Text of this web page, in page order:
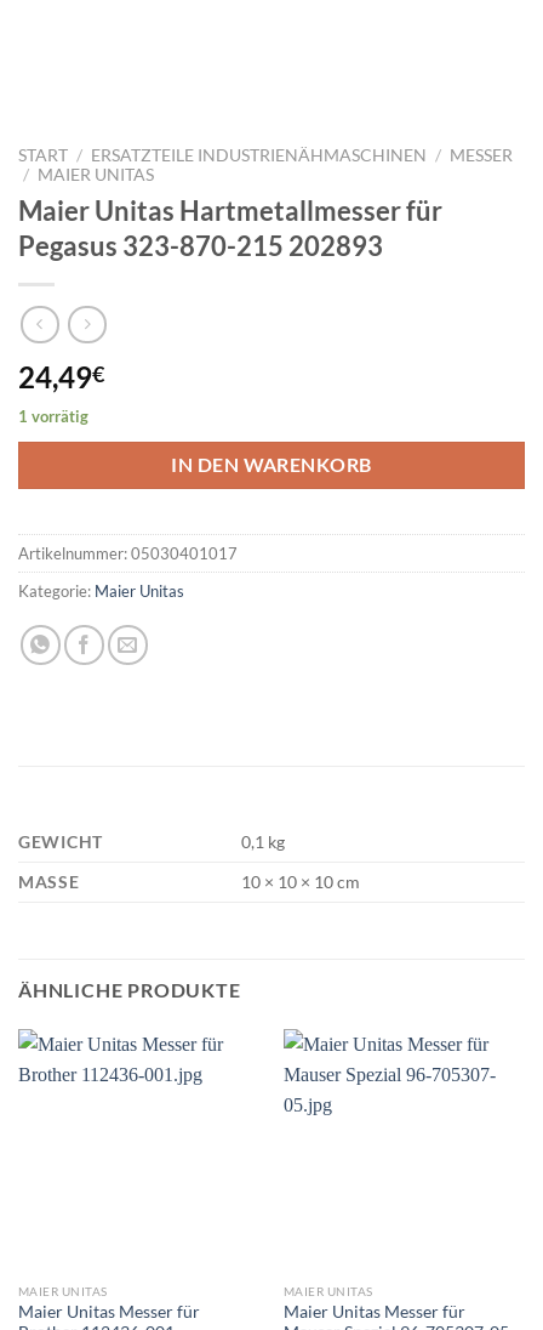
START / ERSATZTEILE INDUSTRIENÄHMASCHINEN / MESSER
/ MAIER UNITAS
Maier Unitas Hartmetallmesser für
Pegasus 323-870-215 202893
24,49€
1 vorrätig
IN DEN WARENKORB
Artikelnummer:05030401017
Kategorie: Maier Unitas
GEWICHT
0,1 kg
MASSE
10 × 10 × 10 cm
ÄHNLICHE PRODUKTE
MAIER UNITAS
Maier Unitas Messer für
MAIER UNITAS
Maier Unitas Messer für